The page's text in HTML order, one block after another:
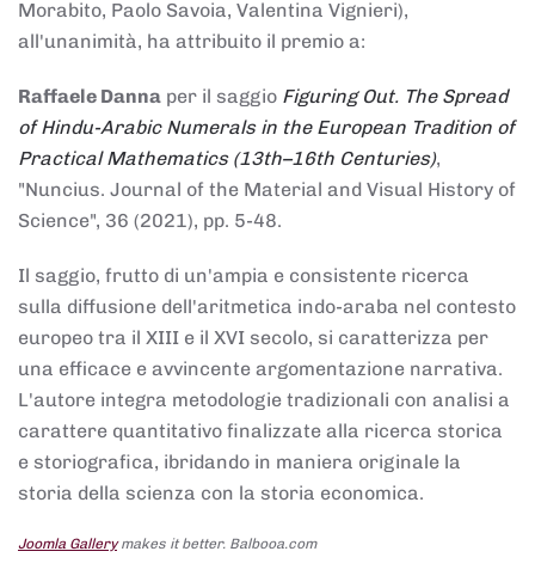
Morabito, Paolo Savoia, Valentina Vignieri),
all'unanimità, ha attribuito il premio a:
Raffaele Danna per il saggio Figuring Out. The Spread
of Hindu-Arabic Numerals in the European Tradition of
Practical Mathematics (13th–16th Centuries),
"Nuncius. Journal of the Material and Visual History of
Science", 36 (2021), pp. 5-48.
Il saggio, frutto di un'ampia e consistente ricerca
sulla diffusione dell'aritmetica indo-araba nel contesto
europeo tra il XIII e il XVI secolo, si caratterizza per
una efficace e avvincente argomentazione narrativa.
L'autore integra metodologie tradizionali con analisi a
carattere quantitativo finalizzate alla ricerca storica
e storiografica, ibridando in maniera originale la
storia della scienza con la storia economica.
Joomla Gallerymakes it better. Balbooa.com